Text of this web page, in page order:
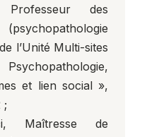
des
l’Unité Multi-sites
et lien social »,
;
Maîtresse de